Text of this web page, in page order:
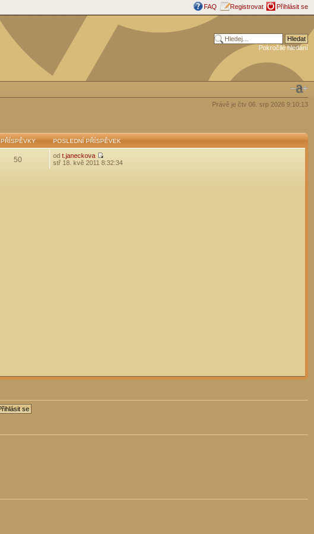
FAQ Registrovat Přihlásit se
Pokročilé hledání
Právě je čtv 06. srp 2026 9:10:13
PŘÍSPĚVKY POSLEDNÍ PŘÍSPĚVEK
50 od t.janeckova
stř 18. kvě 2011 8:32:34